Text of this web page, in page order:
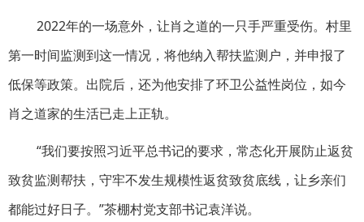
2022年的一场意外，让肖之道的一只手严重受伤。村里
第一时间监测到这一情况，将他纳入帮扶监测户，并申报了
低保等政策。出院后，还为他安排了环卫公益性岗位，如今
肖之道家的生活已走上正轨。
“我们要按照习近平总书记的要求，常态化开展防止返贫
致贫监测帮扶，守牢不发生规模性返贫致贫底线，让乡亲们
都能过好日子。”茶棚村党支部书记袁洋说。